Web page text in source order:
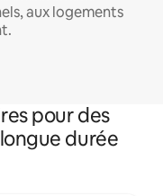
aux logements
pour des
durée